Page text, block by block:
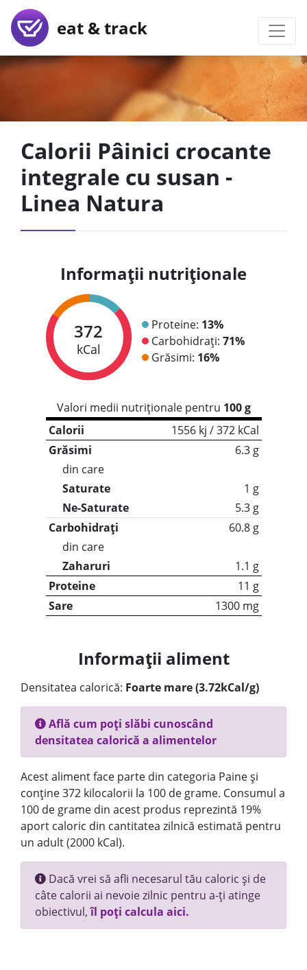
eat & track
Calorii Pâinici crocante
integrale cu susan -
Linea Natura
Informații nutriționale
372
kCal
Proteine: 13%
Carbohidrați: 71%
Grăsimi: 16%
Valori medii nutriționale pentru 100 g
Calorii
1556 kj / 372 kCal
Grăsimi
6.3 g
din care
Saturate
1 g
Ne-Saturate
5.3 g
Carbohidrați
60.8 g
din care
Zaharuri
1.1 g
Proteine
11 g
Sare
1300 mg
Informații aliment
Densitatea calorică: Foarte mare (3.72kCal/g)
Află cum poți slăbi cunoscând
densitatea calorică a alimentelor
Acest aliment face parte din categoria Paine și
conține 372 kilocalorii la 100 de grame. Consumul a
100 de grame din acest produs reprezintă 19%
aport caloric din cantitatea zilnică estimată pentru
un adult (2000 kCal).
Dacă vrei să afli necesarul tău caloric și de
câte calorii ai nevoie zilnic pentru a-ți atinge
obiectivul,îl poți calcula aici.